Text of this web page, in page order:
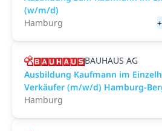
(w/m/d)
Hamburg
BAUHAUS AG
Ausbildung Kaufmann im
Verkäufer (m/w/d) Hamburg-
Hamburg